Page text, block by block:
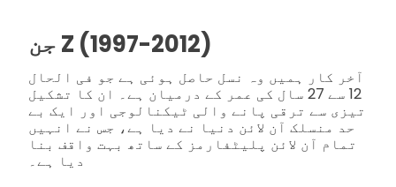
جن Z (1997-2012)
آخر کار ہمیں وہ نسل حاصل ہوئی ہے جو فی الحال
12 سے 27 سال کی عمر کے درمیان ہے۔ ان کا تشکیل
تیزی سے ترقی پانے والی ٹیکنالوجی اور ایک بے
حد منسلک آن لائن دنیا نے دیا ہے، جس نے انہیں
تمام آن لائن پلیٹفارمز کے ساتھ بہت واقف بنا
دیا ہے۔